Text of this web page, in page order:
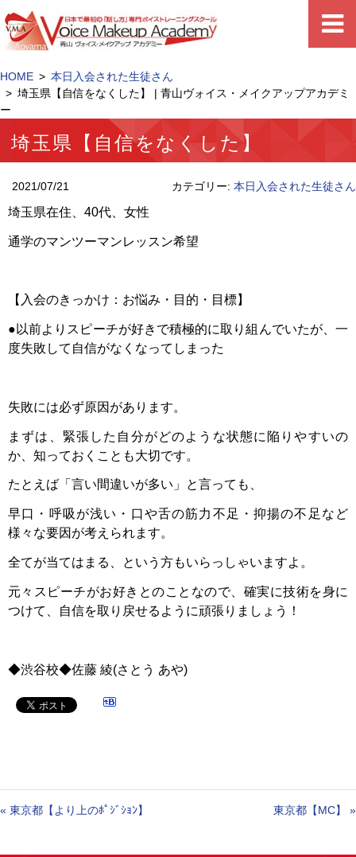
HOME
本日入会された生徒さん
埼玉県【自信をなくした】 | 青山ヴォイス・メイクアップアカデミ
ー
埼玉県【自信をなくした】
2021/07/21 カテゴリー: 本日入会された生徒さん
埼玉県在住、 40代、女性
通学のマンツーマンレッスン希望
【入会のきっかけ：お悩み・目的・目標】
● 以前よりスピーチが好きで積極的に取り組んでいたが、一
度失敗して自信がなくなってしまった
失敗には必ず原因があります。
まずは、緊張した自分がどのような状態に陥りやすいの
か、知っておくことも大切です。
たとえば「言い間違いが多い」と言っても、
早口・呼吸が浅い・口や舌の筋力不足・抑揚の不足など
様々な要因が考えられます。
全てが当てはまる、という方もいらっしゃいますよ。
元々スピーチがお好きとのことなので、 確実に技術を身に
つけて、自信を取り戻せるように頑張りましょう！
◆渋谷校◆佐藤 綾(さとう あや)
« 東京都【より上のﾎﾟｼﾞｼｮﾝ】 東京都【MC】 »